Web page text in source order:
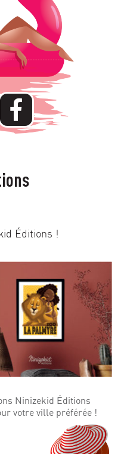
Éditions !
Ninizekid Éditions
votre ville préférée !